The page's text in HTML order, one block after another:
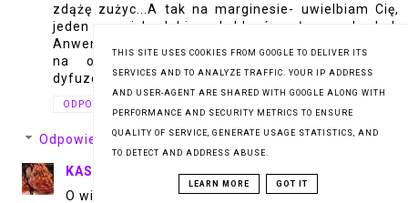
zdążę zużyc...A tak na marginesie- uwielbiam Cię,
jeden z moich ulubionych blogów włosowych obok
Anwen :D Uratował mi życie wpis o nakładaniu żelu
na ociekajace wodą włosy i suszeniu ich
dyfuzorem..Dziękuję :* Lidka
ODPOWIEDZ
Odpowiedzi
KASIANAFALI
25 lutego 2015 23:25
O widzisz, a ja keratin uwielbiam :)
THIS SITE USES COOKIES FROM GOOGLE TO DELIVER ITS
SERVICES AND TO ANALYZE TRAFFIC. YOUR IP ADDRESS
AND USER-AGENT ARE SHARED WITH GOOGLE ALONG WITH
PERFORMANCE AND SECURITY METRICS TO ENSURE
QUALITY OF SERVICE, GENERATE USAGE STATISTICS, AND
TO DETECT AND ADDRESS ABUSE.
LEARN MORE GOT IT